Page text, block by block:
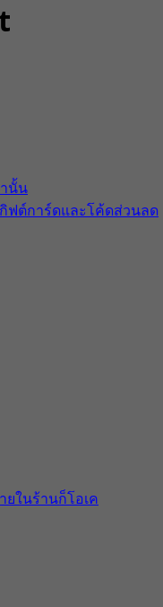
นั้น
ฟต์การ์ดและโค้ดส่วนลด
ในร้านก็โอเค